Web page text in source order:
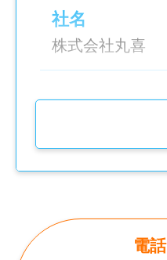
両立しながら
時給 夜間店長：
※パート（週の所
アルバイト（週
上）の場合は時
パート・アルバ
社名
株式会社丸喜
設立
代表者
電